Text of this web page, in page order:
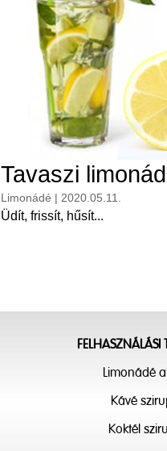
Tavaszi
Limonádé | 2020.05.11.
Üdít, frissít, hűsít...
FELHASZNÁLÁSI
Limonádé
Kávé
Koktél